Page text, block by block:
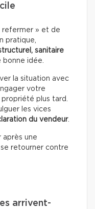
refermer » et de
pratique,
sanitaire
bonne idée.
la situation avec
votre
plus tard.
les vices
du vendeur.
après une
retourner contre
arrivent-